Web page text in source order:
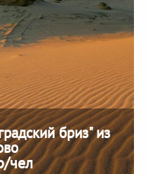
бриз" из
чел